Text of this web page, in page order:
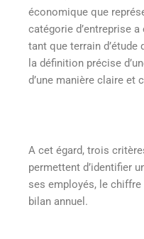
économique que
catégorie d’entreprise
tant que terrain
la définition précise
d’une manière claire et
A cet égard, trois
permettent d’identifier
ses employés, le
bilan annuel.